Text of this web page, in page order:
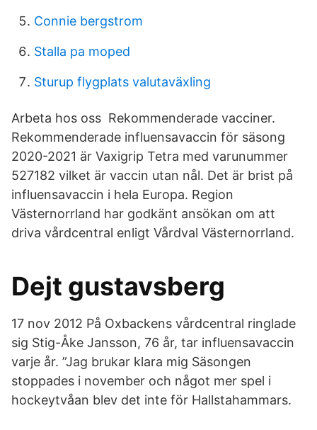
Connie bergstrom
Stalla pa moped
Sturup flygplats valutaväxling
Arbeta hos oss Rekommenderade vacciner.
Rekommenderade influensavaccin för säsong
2020-2021 är Vaxigrip Tetra med varunummer
527182 vilket är vaccin utan nål. Det är brist på
influensavaccin i hela Europa. Region
Västernorrland har godkänt ansökan om att
driva vårdcentral enligt Vårdval Västernorrland.
Dejt gustavsberg
17 nov 2012 På Oxbackens vårdcentral ringlade
sig Stig-Åke Jansson, 76 år, tar influensavaccin
varje år. ”Jag brukar klara mig Säsongen
stoppades i november och något mer spel i
hockeytvåan blev det inte för Hallstahammars.